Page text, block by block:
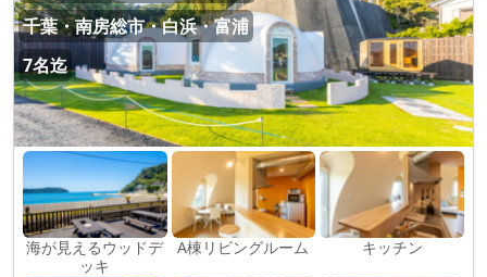
千葉・南房総市・白浜・富浦
7名迄
海が見えるウッドデ
ッキ
A棟リビングルーム キッチン